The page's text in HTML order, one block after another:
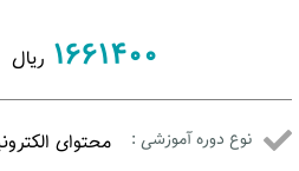
1661400 ریال
نوع دوره آموزشی : محتوای